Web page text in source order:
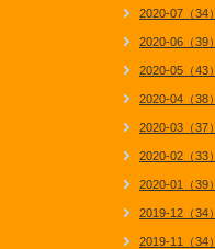
2020-07（34）
2020-06（39）
2020-05（43）
2020-04（38）
2020-03（37）
2020-02（33）
2020-01（39）
2019-12（34）
2019-11（34）